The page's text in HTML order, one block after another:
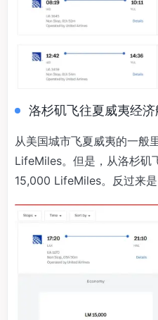
洛杉矶飞往夏威夷经
从美国城市飞夏威夷的一般
LifeMiles。但是，从洛杉矶
15,000 LifeMiles。反过来是